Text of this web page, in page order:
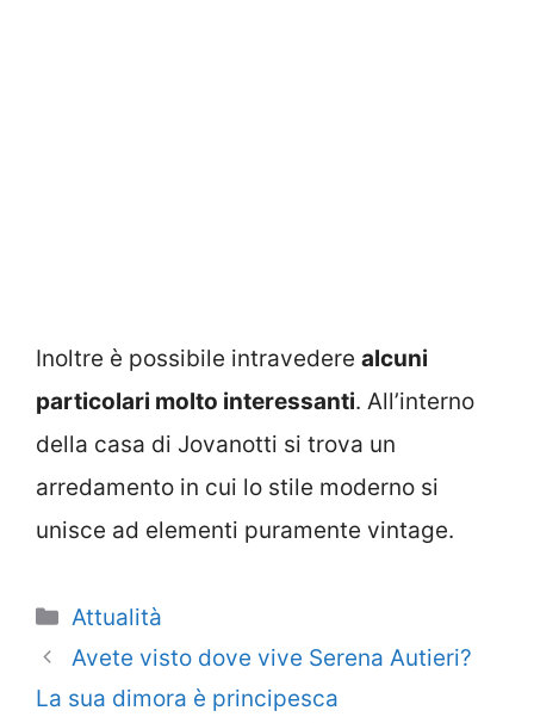
Inoltre è possibile intravedere alcuni
particolari molto interessanti. All’interno
della casa di Jovanotti si trova un
arredamento in cui lo stile moderno si
unisce ad elementi puramente vintage.
Categorie
Attualità
Avete visto dove vive Serena Autieri?
La sua dimora è principesca